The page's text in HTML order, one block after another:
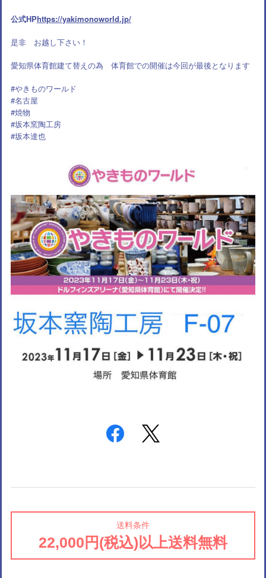
公式HPhttps://yakimonoworld.jp/
是非 お越し下さい！
愛知県体育館建て替えの為 体育館での開催は今回が最後となります
#やきものワールド
#名古屋
#焼物
#坂本窯陶工房
#坂本達也
送料条件
22,000円(税込)以上送料無料